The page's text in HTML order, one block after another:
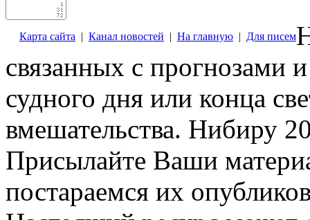
Карта сайта | Канал новостей | На главную | Для писем
связанных с прогнозами
судного дня или конца
вмешательства. Нибиру
Присылайте Ваши
постараемся их